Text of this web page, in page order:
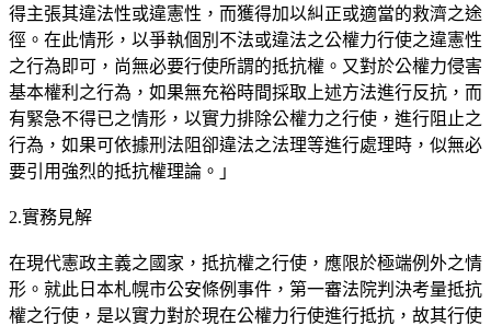
得主張其違法性或違憲性，而獲得加以糾正或適當的救濟之途
徑。在此情形，以爭執個別不法或違法之公權力行使之違憲性
之行為即可，尚無必要行使所謂的抵抗權。又對於公權力侵害
基本權利之行為，如果無充裕時間採取上述方法進行反抗，而
有緊急不得已之情形，以實力排除公權力之行使，進行阻止之
行為，如果可依據刑法阻卻違法之法理等進行處理時，似無必
要引用強烈的抵抗權理論。」
2.實務見解
在現代憲政主義之國家，抵抗權之行使，應限於極端例外之情
形。就此日本札幌市公安條例事件，第一審法院判決考量抵抗
權之行使，是以實力對於現在公權力行使進行抵抗，故其行使